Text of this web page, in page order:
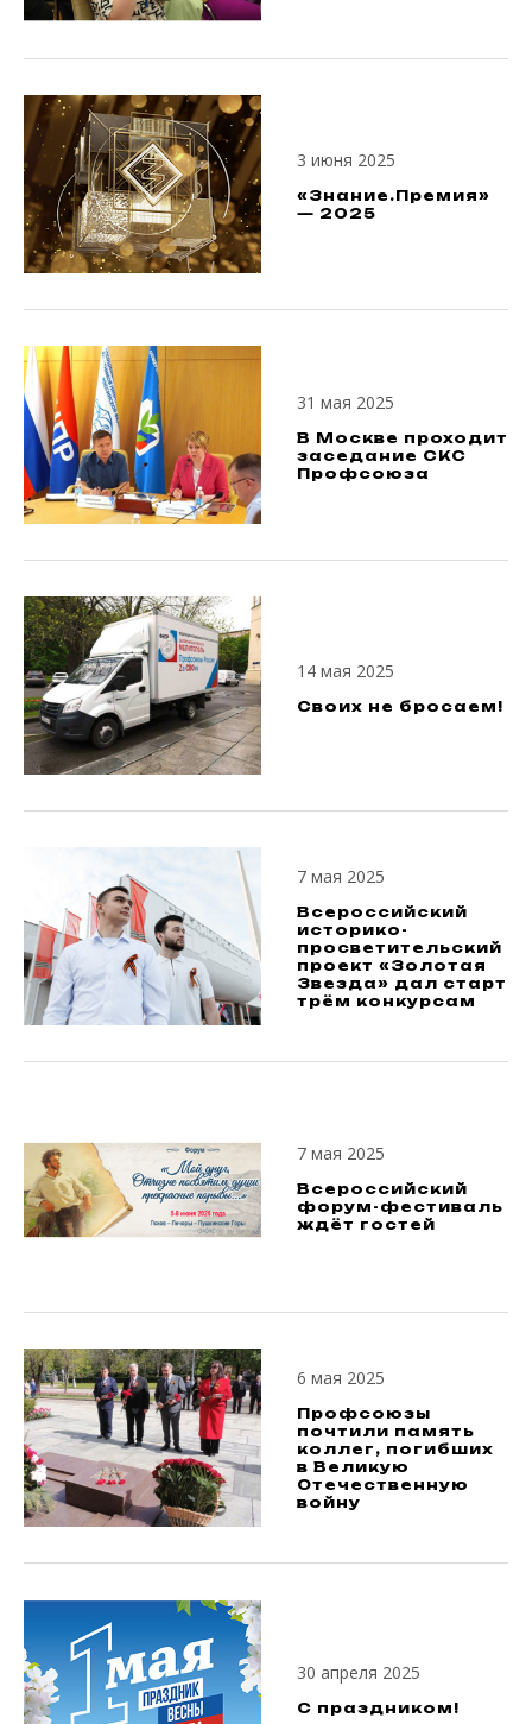
3 июня 2025
«Знание.Премия»
— 2025
31 мая 2025
В Москве проходит
заседание СКС
Профсоюза
14 мая 2025
Своих не бросаем!
7 мая 2025
Всероссийский
историко-
просветительский
проект «Золотая
Звезда» дал старт
трём конкурсам
7 мая 2025
Всероссийский
форум-фестиваль
ждёт гостей
6 мая 2025
Профсоюзы
почтили память
коллег, погибших
в Великую
Отечественную
войну
30 апреля 2025
С праздником!